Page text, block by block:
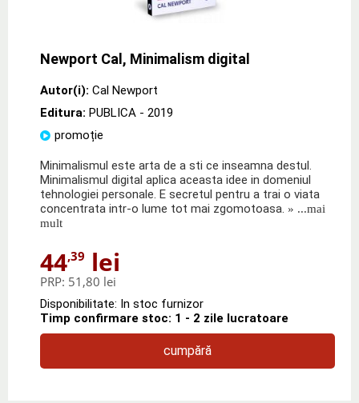
Newport Cal, Minimalism digital
Autor(i): Cal Newport
Editura: PUBLICA - 2019
promoție
Minimalismul este arta de a sti ce inseamna destul.
Minimalismul digital aplica aceasta idee in domeniul
tehnologiei personale. E secretul pentru a trai o viata
concentrata intr-o lume tot mai zgomotoasa. » ...mai
mult
44,39 lei
PRP: 51,80 lei
Disponibilitate: In stoc furnizor
Timp confirmare stoc: 1 - 2 zile lucratoare
cumpără